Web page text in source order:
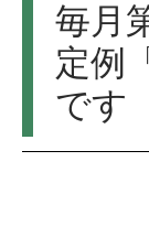
毎月
定例
です